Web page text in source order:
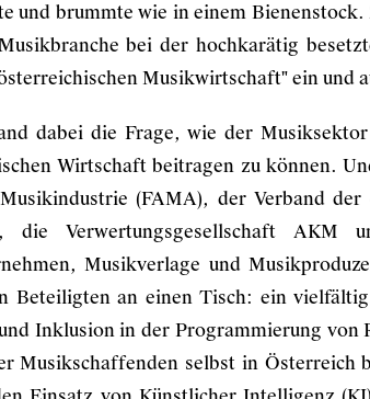
und brummte wie in einem
bei der hochkarätig
Musikwirtschaft" ein und
dabei die Frage, wie der
Wirtschaft beitragen zu können.
(FAMA), der Verband
die Verwertungsgesellschaft AKM
Musikverlage und
Beteiligten an einen Tisch: ein
Inklusion in der Programmierung von
Musikschaffenden selbst in